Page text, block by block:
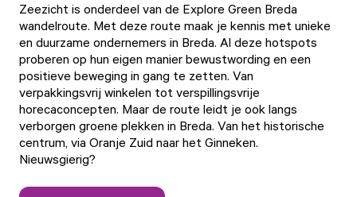
Zeezicht is onderdeel van de Explore Green Breda
wandelroute. Met deze route maak je kennis met unieke
en duurzame ondernemers in Breda. Al deze hotspots
proberen op hun eigen manier bewustwording en een
positieve beweging in gang te zetten. Van
verpakkingsvrij winkelen tot verspillingsvrije
horecaconcepten. Maar de route leidt je ook langs
verborgen groene plekken in Breda. Van het historische
centrum, via Oranje Zuid naar het Ginneken.
Nieuwsgierig?